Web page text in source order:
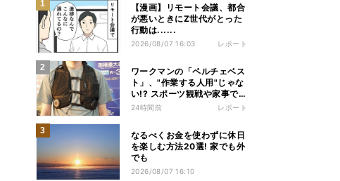
【漫画】リモート会議、都合
が悪いときにZ世代がとった
行動は......
2026/08/07 16:03 レポート
ワークマンの「ペルチェベス
ト」、"作業する人用"じゃな
い!? スポーツ観戦や家事で
の熱中症&冷え対策に――話
24時間前 レポート
なるべくお金を使わずに休日
を楽しむ方法20選! 家でも外
でも
2026/08/07 16:10